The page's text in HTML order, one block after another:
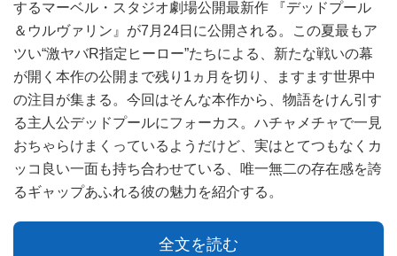
するマーベル・スタジオ劇場公開最新作 『デッドプール
＆ウルヴァリン』が7月24日に公開される。この夏最もア
ツい“激ヤバR指定ヒーロー”たちによる、新たな戦いの幕
が開く本作の公開まで残り1ヵ月を切り、ますます世界中
の注目が集まる。今回はそんな本作から、物語をけん引す
る主人公デッドプールにフォーカス。ハチャメチャで一見
おちゃらけまくっているようだけど、実はとてつもなくカ
ッコ良い一面も持ち合わせている、唯一無二の存在感を誇
るギャップあふれる彼の魅力を紹介する。
全文を読む